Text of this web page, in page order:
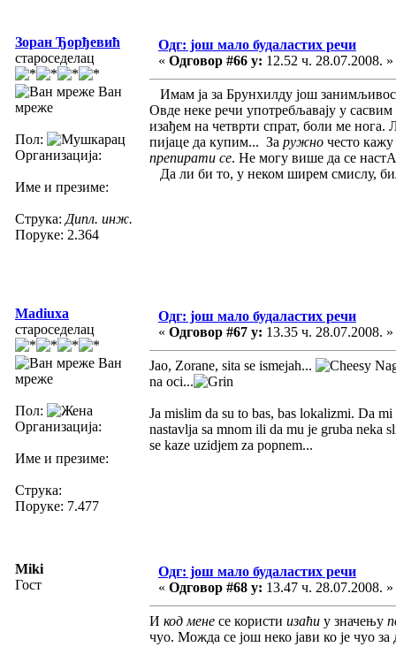
Зоран Ђорђевић
староседелац
Ван
мреже
Пол:
Организација:
Име и презиме:
Струка: Дипл. инж.
Поруке: 2.364
Одг: још мало будаластих речи
« Одговор #66 у: 12.52 ч. 28.07.2008. »
Имам ја за Брунхилду још
Овде неке речи употребљавају у
изађем на четврти спрат, боли ме
пијаце да купим... За ружно често кажу
препирати се. Не могу више да се
Да ли би то, у неком ширем смислу,
Madiuxa
староседелац
Ван
мреже
Пол:
Организација:
Име и презиме:
Струка:
Поруке: 7.477
Одг: још мало будаластих речи
« Одговор #67 у: 13.35 ч. 28.07.2008. »
Jao, Zorane, sita se ismejah...
na oci...
Ja mislim da su to bas, bas lokalizmi. Da
nastavlja sa mnom ili da mu je gruba neka
se kaze uzidjem za popnem...
Miki
Гост
Одг: још мало будаластих речи
« Одговор #68 у: 13.47 ч. 28.07.2008. »
И код мене се користи изаћи у значењу
чуо. Можда се још неко јави ко је чуо